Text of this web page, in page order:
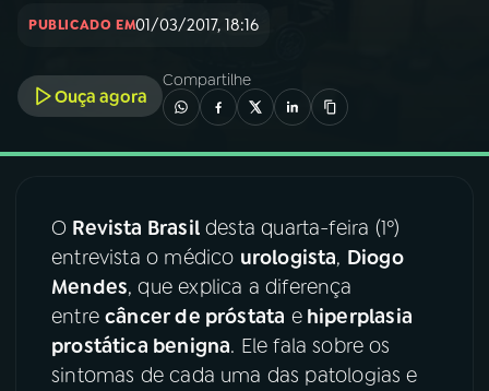
02A RÁDIO
04PROGRAMAS
PODCASTS
PUBLICADO EM01/03/2017, 18:16
Ouça agora
Compartilhe
O Revista Brasildesta quarta-feira (1º)
entrevista o médico urologista, Diogo
Mendes, que explica a diferença
entrecâncer de próstata ehiperplasia
prostática benigna. Ele fala sobre os
sintomas de cada uma das patologias e